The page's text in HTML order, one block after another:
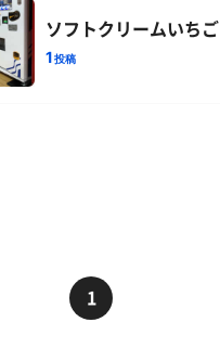
ソフトクリームいちご
1投稿
1